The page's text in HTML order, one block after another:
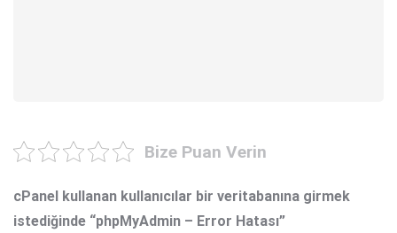
Bize Puan Verin
cPanel kullanan kullanıcılar bir veritabanına girmek
istediğinde “phpMyAdmin – Error Hatası”